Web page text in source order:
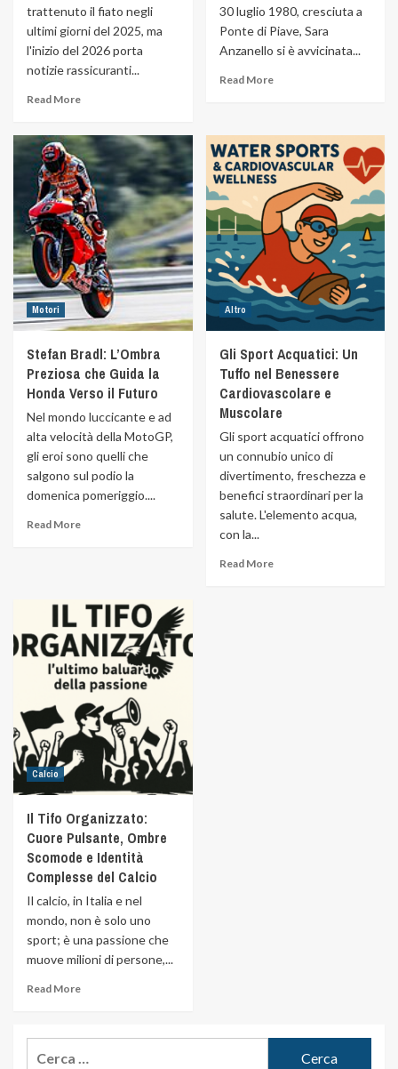
trattenuto il fiato negli
ultimi giorni del 2025, ma
l'inizio del 2026 porta
notizie rassicuranti...
Read More
30 luglio 1980, cresciuta a
Ponte di Piave, Sara
Anzanello si è avvicinata...
Read More
Motori
Stefan Bradl: L’Ombra
Preziosa che Guida la
Honda Verso il Futuro
Nel mondo luccicante e ad
alta velocità della MotoGP,
gli eroi sono quelli che
salgono sul podio la
domenica pomeriggio....
Read More
Altro
Gli Sport Acquatici: Un
Tuffo nel Benessere
Cardiovascolare e
Muscolare
Gli sport acquatici offrono
un connubio unico di
divertimento, freschezza e
benefici straordinari per la
salute. L'elemento acqua,
con la...
Read More
Calcio
Il Tifo Organizzato:
Cuore Pulsante, Ombre
Scomode e Identità
Complesse del Calcio
Il calcio, in Italia e nel
mondo, non è solo uno
sport; è una passione che
muove milioni di persone,...
Read More